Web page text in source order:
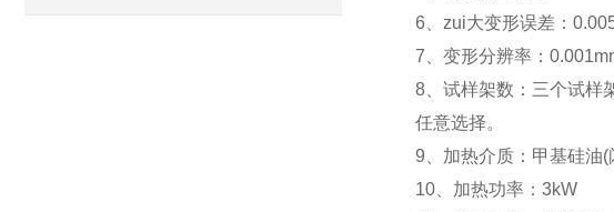
6、zui大变形误差：
7、变形分辨率：
8、试样架数：三个试样
任意选择。
9、加热介质：甲基硅油
10、加热功率：3kW